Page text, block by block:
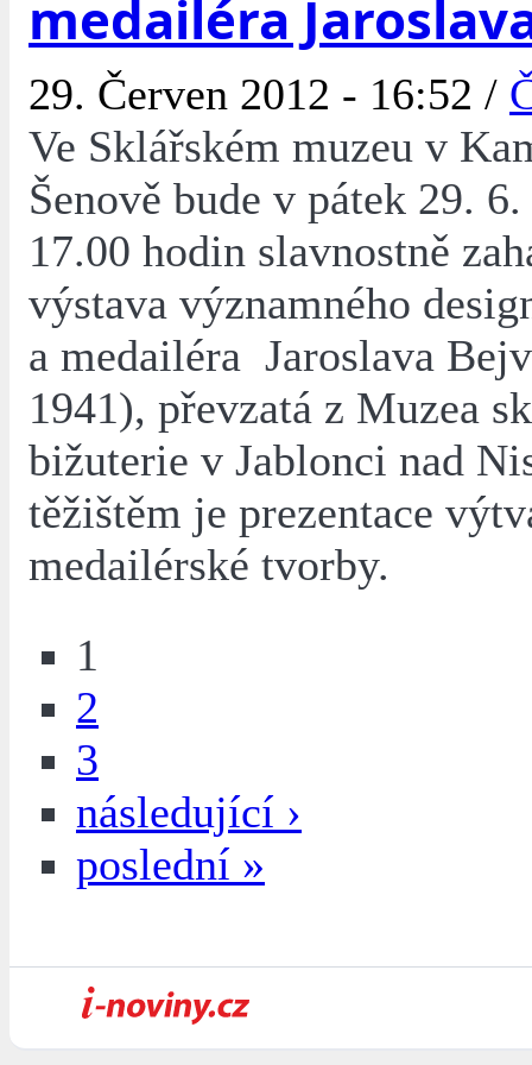
medailéra
29. Červen 2012 - 16:52 /
Ve Sklářském muzeu v
Šenově bude v pátek 29.
17.00 hodin slavnostně
výstava významného
a medailéra Jaroslava
1941), převzatá z Muzea
bižuterie v Jablonci nad
těžištěm je prezentace
medailérské tvorby.
1
2
3
následující ›
poslední »